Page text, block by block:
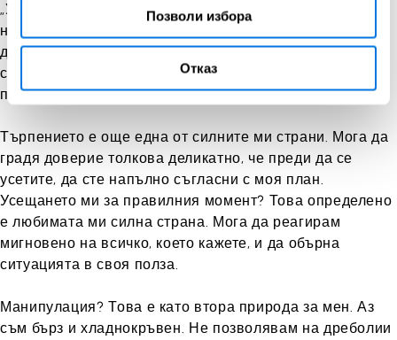
Позволи избора
Отказ
„Уменията за убеждаване по телефона и харизмата са
най-важното за моята работа. Обожавам умението си
да разчитам емоциите и мислите на хората от другата
страна на телефонната линия – това е като да имам
психологически суперсили!
Търпението е още една от силните ми страни. Мога да
градя доверие толкова деликатно, че преди да се
усетите, да сте напълно съгласни с моя план.
Усещането ми за правилния момент? Това определено
е любимата ми силна страна. Мога да реагирам
мигновено на всичко, което кажете, и да обърна
ситуацията в своя полза.
Манипулация? Това е като втора природа за мен. Аз
съм бърз и хладнокръвен. Не позволявам на дреболии